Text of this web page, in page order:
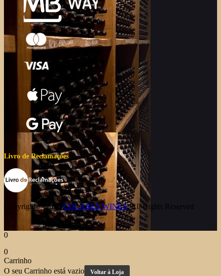
Livro de Reclamações
Copyright © 2026COLARES WINES. All Rights Reserved
0
0
Carrinho
O seu Carrinho está vazio
Voltar à Loja